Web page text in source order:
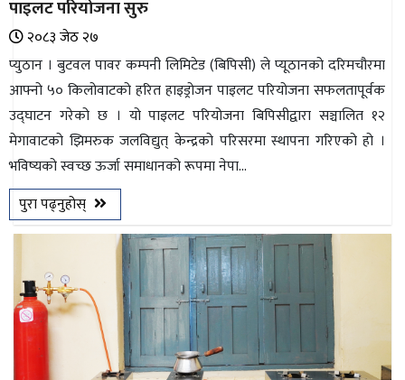
सम्पादकीय
बैंक
पर्यटन
भिडियो
छापा
खोज
प्रोफाइल
ऊर्जा
विशेष
पाइलट परियोजना सुरु
२०८३ जेठ २७
प्युठान । बुटवल पावर कम्पनी लिमिटेड (बिपिसी) ले प्यूठानको दरिमचौरमा
आफ्नो ५० किलोवाटको हरित हाइड्रोजन पाइलट परियोजना सफलतापूर्वक
उद्घाटन गरेको छ । यो पाइलट परियोजना बिपिसीद्वारा सञ्चालित १२
मेगावाटको झिमरुक जलविद्युत् केन्द्रको परिसरमा स्थापना गरिएको हो ।
भविष्यको स्वच्छ ऊर्जा समाधानको रूपमा नेपा...
पुरा पढ्नुहोस्